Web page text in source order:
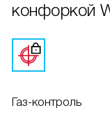
конфоркой
Газ-контроль